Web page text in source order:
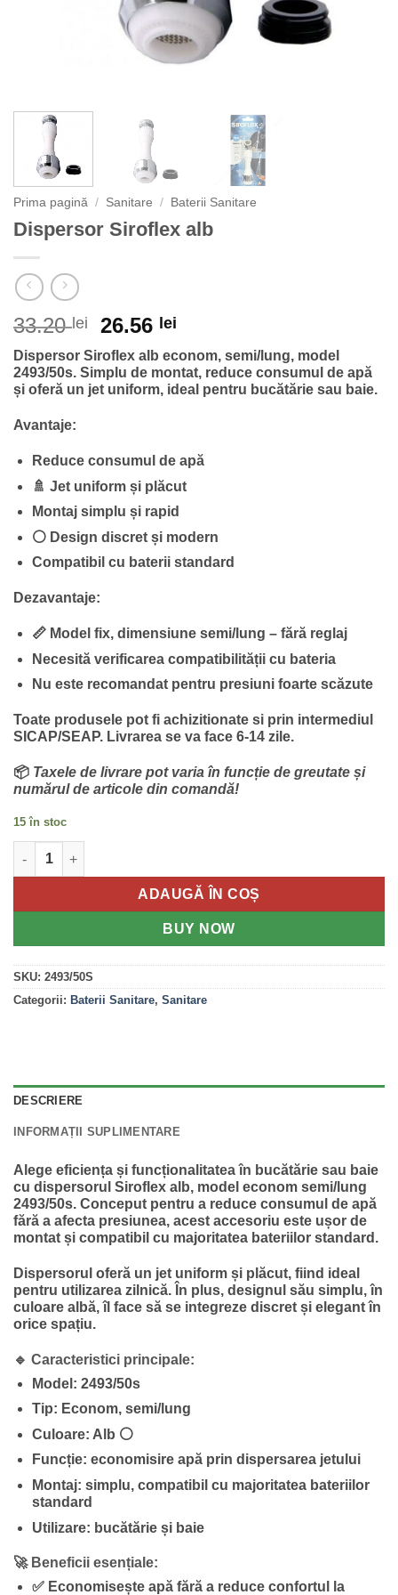
Prima pagină / Sanitare / Baterii Sanitare
Dispersor Siroflex alb
33.20 lei
Prețul
inițial
a
fost:
26.56 lei
este:
26.56 lei.
Dispersor Siroflex alb econom, semi/lung, model
2493/50s. Simplu de montat, reduce consumul de apă
și oferă un jet uniform, ideal pentru bucătărie sau baie.
Avantaje:
Reduce consumul de apă
🚿 Jet uniform și plăcut
Montaj simplu și rapid
⚪ Design discret și modern
Compatibil cu baterii standard
Dezavantaje:
📏 Model fix, dimensiune semi/lung – fără reglaj
Necesită verificarea compatibilității cu bateria
Nu este recomandat pentru presiuni foarte scăzute
Toate produsele pot fi achizitionate si prin intermediul
SICAP/SEAP. Livrarea se va face 6-14 zile.
📦 Taxele de livrare pot varia în funcție de greutate și
numărul de articole din comandă!
15 în stoc
ADAUGĂ ÎN COȘ
BUY NOW
SKU: 2493/50S
Categorii: Baterii Sanitare, Sanitare
DESCRIERE
INFORMAȚII SUPLIMENTARE
Alege eficiența și funcționalitatea în bucătărie sau baie
cu dispersorul Siroflex alb, model econom semi/lung
2493/50s. Conceput pentru a reduce consumul de apă
fără a afecta presiunea, acest accesoriu este ușor de
montat și compatibil cu majoritatea bateriilor standard.
Dispersorul oferă un jet uniform și plăcut, fiind ideal
pentru utilizarea zilnică. În plus, designul său simplu, în
culoare albă, îl face să se integreze discret și elegant în
orice spațiu.
🔹 Caracteristici principale:
Model: 2493/50s
Tip: Econom, semi/lung
Culoare: Alb ⚪
Funcție: economisire apă prin dispersarea jetului
Montaj: simplu, compatibil cu majoritatea bateriilor
standard
Utilizare: bucătărie și baie
🚀 Beneficii esențiale:
✅ Economisește apă fără a reduce confortul la